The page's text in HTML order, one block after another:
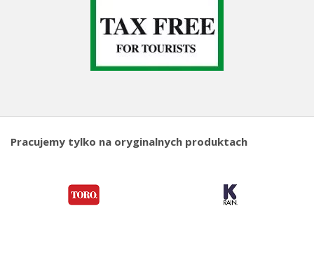
Pracujemy tylko na oryginalnych produktach